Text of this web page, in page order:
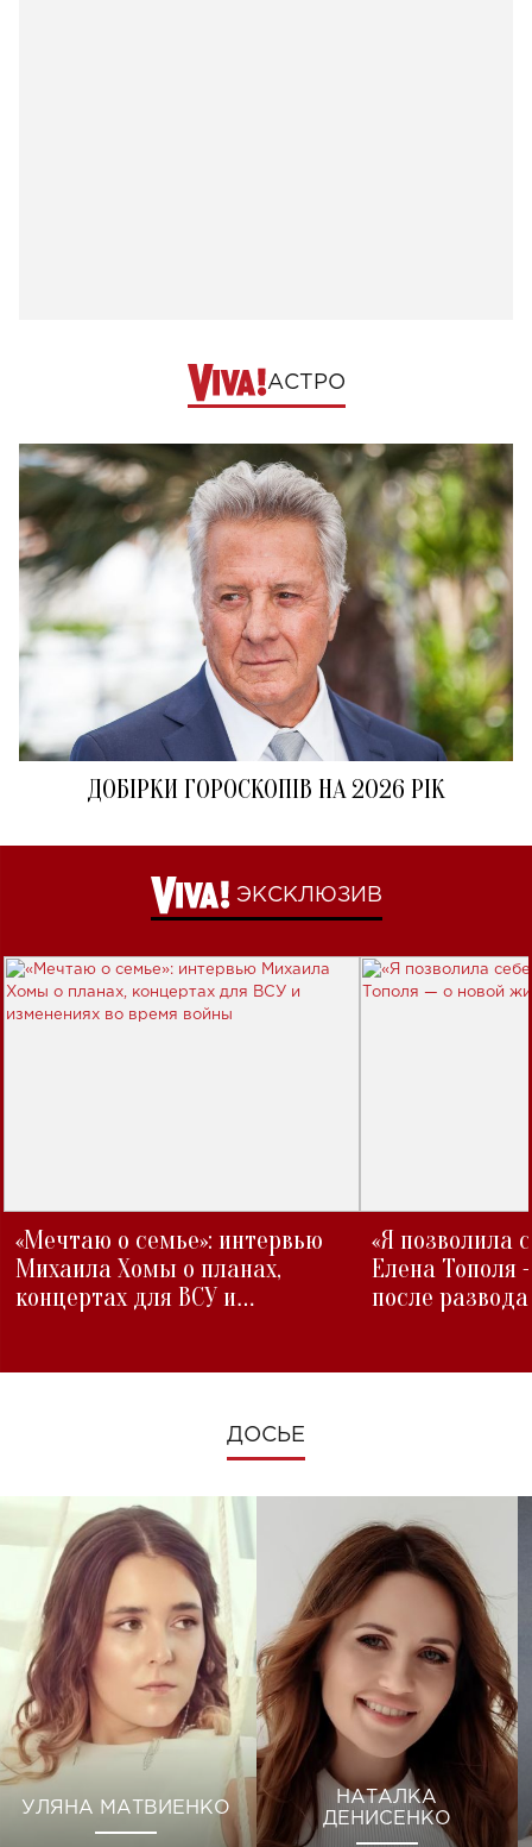
АСТРО
ДОБІРКИ ГОРОСКОПІВ НА 2026 РІК
ЭКСКЛЮЗИВ
«Мечтаю о семье»: интервью
Михаила Хомы о планах,
концертах для ВСУ и
«Я позволила
Елена Тополя
после развода
ДОСЬЕ
УЛЯНА МАТВИЕНКО
НАТАЛКА
ДЕНИСЕНКО